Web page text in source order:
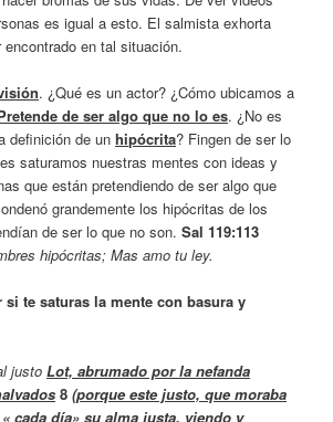
es igual a esto. El salmista exhorta
en tal situación.
. ¿Qué es un actor? ¿Cómo ubicamos a
de ser algo que no lo es. ¿No es
definición de unhipócrita? Fingen de ser lo
saturamos nuestras mentes con ideas y
que están pretendiendo de ser algo que
grandemente los hipócritas de los
de ser lo que no son.Sal 119:113
hipócritas; Mas amo tu ley.
si te saturas la mente con basura y
justoLot, abrumado por la nefanda
8 (porque este justo, que moraba
cada día» su alma justa, viendo y